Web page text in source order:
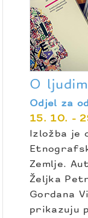
O
Odjel za
15. 10. -
Izložba je
Zemlje.
Željka
Gordana
prikazuju